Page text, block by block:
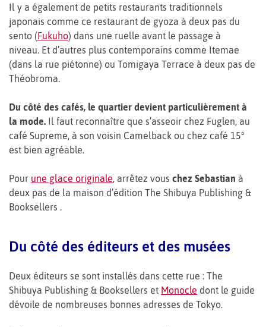
Il y a également de petits restaurants traditionnels
japonais comme ce restaurant de gyoza à deux pas du
sento (Fukuho) dans une ruelle avant le passage à
niveau. Et d’autres plus contemporains comme Itemae
(dans la rue piétonne) ou Tomigaya Terrace à deux pas de
Théobroma.
Du côté des cafés, le quartier devient particulièrement à
la mode. Il faut reconnaître que s’asseoir chez Fuglen, au
café Supreme, à son voisin Camelback ou chez café 15°
est bien agréable.
Pour une glace originale, arrêtez vous chez Sebastian à
deux pas de la maison d’édition The Shibuya Publishing &
Booksellers .
Du côté des éditeurs et des musées
Deux éditeurs se sont installés dans cette rue : The
Shibuya Publishing & Booksellers et Monocle dont le guide
dévoile de nombreuses bonnes adresses de Tokyo.